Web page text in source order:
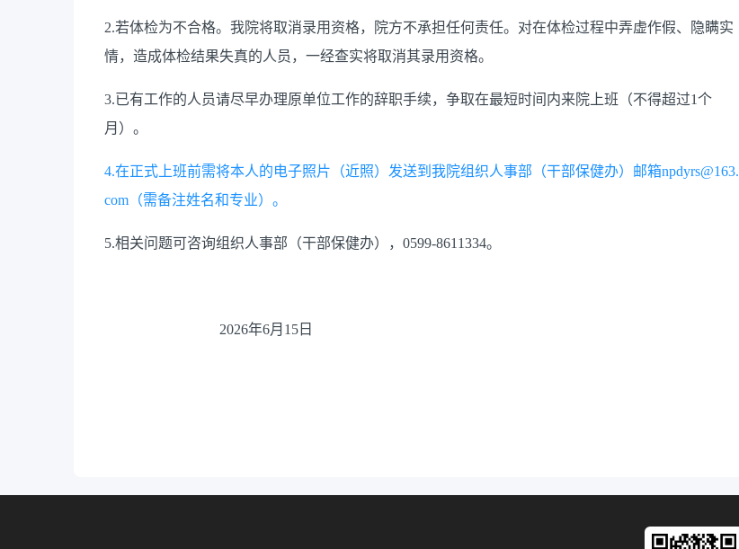
2.若体检为不合格。我院将取消录用资格，院方不承担任何责任。对在体检过程中弄虚作假、隐瞒实
情，造成体检结果失真的人员，一经查实将取消其录用资格。
3.已有工作的人员请尽早办理原单位工作的辞职手续，争取在最短时间内来院上班（不得超过1个
月）。
4.在正式上班前需将本人的电子照片（近照）发送到我院组织人事部（干部保健办）邮箱npdyrs@163.
com（需备注姓名和专业）。
5.相关问题可咨询组织人事部（干部保健办） ， 0599-8611334。
2026年6月 15日